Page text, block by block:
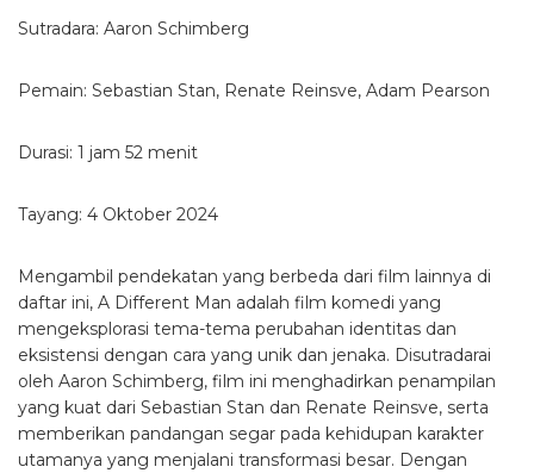
Sutradara: Aaron Schimberg
Pemain: Sebastian Stan, Renate Reinsve, Adam Pearson
Durasi: 1 jam 52 menit
Tayang: 4 Oktober 2024
Mengambil pendekatan yang berbeda dari film lainnya di
daftar ini, A Different Man adalah film komedi yang
mengeksplorasi tema-tema perubahan identitas dan
eksistensi dengan cara yang unik dan jenaka. Disutradarai
oleh Aaron Schimberg, film ini menghadirkan penampilan
yang kuat dari Sebastian Stan dan Renate Reinsve, serta
memberikan pandangan segar pada kehidupan karakter
utamanya yang menjalani transformasi besar. Dengan